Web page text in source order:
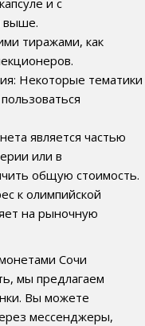
выше.
тиражами, как
Некоторые тематики
является частью
или в
общую стоимость.
к олимпийской
на рыночную
Сочи
мы предлагаем
Вы можете
мессенджеры,